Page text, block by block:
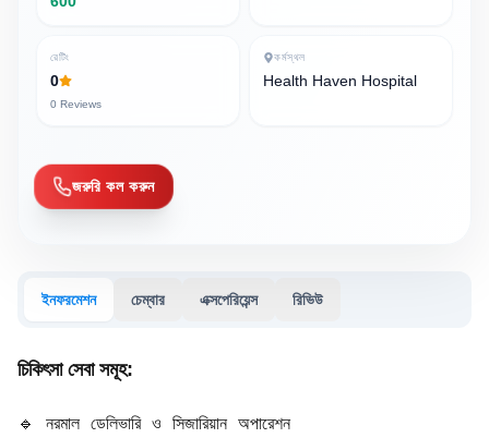
রেটিং
0
0 Reviews
কর্মস্থল
Health Haven Hospital
জরুরি কল করুন
ইনফরমেশন চেম্বার এক্সপেরিয়েন্স রিভিউ
চিকিৎসা সেবা সমূহ:
🔹 নরমাল ডেলিভারি ও সিজারিয়ান অপারেশন